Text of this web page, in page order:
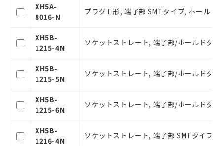
XH5A-
8016-N
プラグＬ形, 端子部 SMTタイプ, ホール
XH5B-
1215-4N
ソケットストレート, 端子部/ホールドダ
XH5B-
1215-5N
ソケットストレート, 端子部/ホールドダ
XH5B-
1215-6N
ソケットストレート, 端子部/ホールドダ
XH5B-
1216-4N
ソケットストレート, 端子部 SMTタイプ
登録された部品リストについて、当社
および当社の共同利用者が、当社の製
引・商談に必要な範囲で利用すること
をご了承ください。
の共同利用に関して"
の「1.共同利
用者の範囲」に記載されている法人を